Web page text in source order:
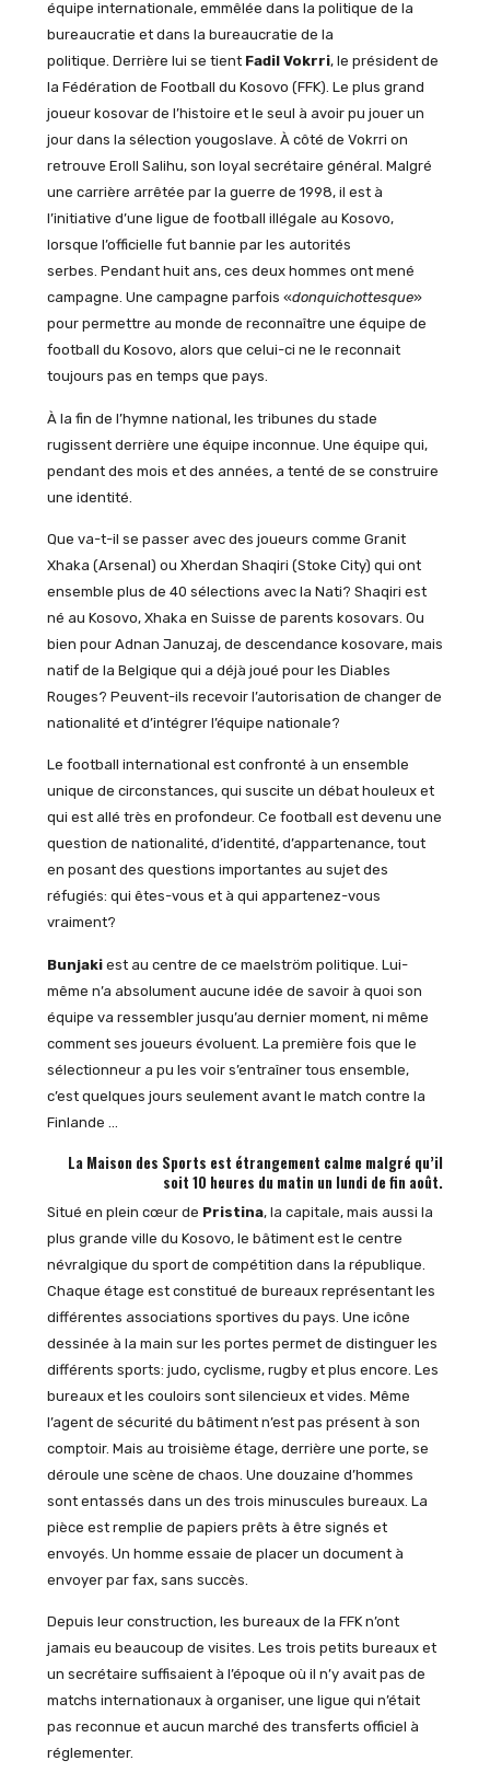
équipe internationale, emmêlée dans la politique de la
bureaucratie et dans la bureaucratie de la
politique. Derrière lui se tientFadil Vokrri, le président de
la Fédération de Football du Kosovo (FFK). Le plus grand
joueur kosovar de l’histoire et le seul à avoir pu jouer un
jour dans la sélection yougoslave. À côté de Vokrri on
retrouve Eroll Salihu, son loyal secrétaire général. Malgré
une carrière arrêtée par la guerre de 1998, il est à
l’initiative d’une ligue de football illégale au Kosovo,
lorsque l’officielle fut bannie par les autorités
serbes. Pendant huit ans, ces deux hommes ont mené
campagne. Une campagne parfois «donquichottesque»
pour permettre au monde de reconnaître une équipe de
football du Kosovo, alors que celui-ci ne le reconnait
toujours pas en temps que pays.
À la fin de l’hymne national, les tribunes du stade
rugissent derrière une équipe inconnue. Une équipe qui,
pendant des mois et des années, a tenté de se construire
une identité.
Que va-t-il se passer avec des joueurs comme Granit
Xhaka (Arsenal) ou Xherdan Shaqiri (Stoke City) qui ont
ensemble plus de 40 sélections avec la Nati? Shaqiri est
né au Kosovo, Xhaka en Suisse de parents kosovars. Ou
bien pour Adnan Januzaj, de descendance kosovare, mais
natif de la Belgique qui a déjà joué pour les Diables
Rouges? Peuvent-ils recevoir l’autorisation de changer de
nationalité et d’intégrer l’équipe nationale?
Le football international est confronté à un ensemble
unique de circonstances, qui suscite un débat houleux et
qui est allé très en profondeur. Ce football est devenu une
question de nationalité, d’identité, d’appartenance, tout
en posant des questions importantes au sujet des
réfugiés: qui êtes-vous et à qui appartenez-vous
vraiment?
Bunjakiest au centre de ce maelström politique. Lui-
même n’a absolument aucune idée de savoir à quoi son
équipe va ressembler jusqu’au dernier moment, ni même
comment ses joueurs évoluent. La première fois que le
sélectionneur a pu les voir s’entraîner tous ensemble,
c’est quelques jours seulement avant le match contre la
Finlande …
La Maison des Sports est étrangement calme malgré qu’il
soit 10 heures du matin un lundi de fin août.
Situé en plein cœur de Pristina, la capitale, mais aussi la
plus grande ville du Kosovo, le bâtiment est le centre
névralgique du sport de compétition dans la république.
Chaque étage est constitué de bureaux représentant les
différentes associations sportives du pays. Une icône
dessinée à la main sur les portes permet de distinguer les
différents sports: judo, cyclisme, rugby et plus encore. Les
bureaux et les couloirs sont silencieux et vides. Même
l’agent de sécurité du bâtiment n’est pas présent à son
comptoir. Mais au troisième étage, derrière une porte, se
déroule une scène de chaos. Une douzaine d’hommes
sont entassés dans un des trois minuscules bureaux. La
pièce est remplie de papiers prêts à être signés et
envoyés. Un homme essaie de placer un document à
envoyer par fax, sans succès.
Depuis leur construction, les bureaux de la FFK n’ont
jamais eu beaucoup de visites. Les trois petits bureaux et
un secrétaire suffisaient à l’époque où il n’y avait pas de
matchs internationaux à organiser, une ligue qui n’était
pas reconnue et aucun marché des transferts officiel à
réglementer.